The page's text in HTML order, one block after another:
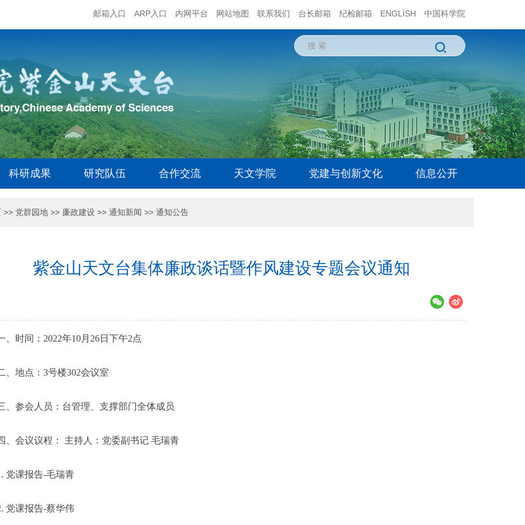
邮箱入口 ARP入口 内网平台 网站地图 联系我们 台长邮箱 纪检邮箱 ENGLISH 中国科学院
科研成果 研究队伍 合作交流 天文学院 党建与创新文化 信息公开
>> 党群园地>> 廉政建设>> 通知新闻 >> 通知公告
紫金山天文台集体廉政谈话暨作风建设专题会议通知
时间：2022年10月26日下午2点
地点：3号楼302会议室
参会人员：台管理、支撑部门全体成员
会议议程： 主持人：党委副书记 毛瑞青
课报告-毛瑞青
课报告-蔡华伟